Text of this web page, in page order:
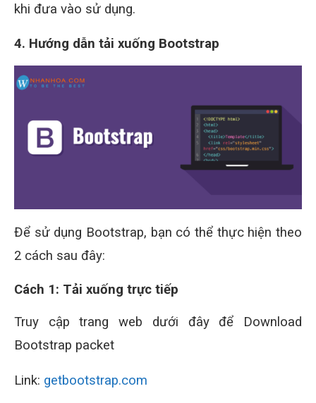
khi đưa vào sử dụng.
4. Hướng dẫn tải xuống Bootstrap
Để sử dụng Bootstrap, bạn có thể thực hiện theo
2 cách sau đây:
Cách 1: Tải xuống trực tiếp
Truy cập trang web dưới đây để Download
Bootstrap packet
Link: getbootstrap.com